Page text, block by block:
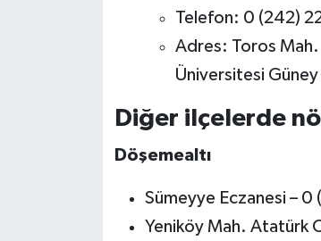
Telefon: 0 (242)
Adres: Toros
Üniversitesi Güney
Diğer ilçelerde
Döşemealtı
Sümeyye Eczanesi –
Yeniköy Mah. Atatürk